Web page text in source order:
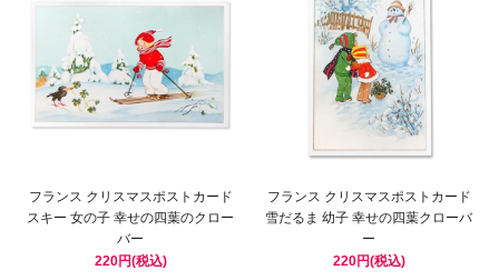
フランス クリスマスポストカード
スキー 女の子 幸せの四葉のクロー
バー
220円(税込)
フランス クリスマスポストカード
雪だるま 幼子 幸せの四葉クローバ
ー
220円(税込)